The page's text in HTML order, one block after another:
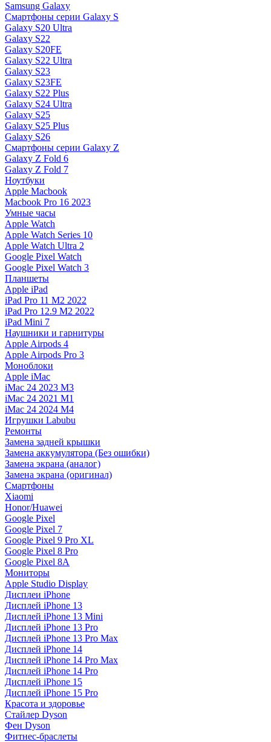
Samsung Galaxy
Смартфоны серии Galaxy S
Galaxy S20 Ultra
Galaxy S22
Galaxy S20FE
Galaxy S22 Ultra
Galaxy S23
Galaxy S23FE
Galaxy S22 Plus
Galaxy S24 Ultra
Galaxy S25
Galaxy S25 Plus
Galaxy S26
Смартфоны серии Galaxy Z
Galaxy Z Fold 6
Galaxy Z Fold 7
Ноутбуки
Apple Macbook
Macbook Pro 16 2023
Умные часы
Apple Watch
Apple Watch Series 10
Apple Watch Ultra 2
Google Pixel Watch
Google Pixel Watch 3
Планшеты
Apple iPad
iPad Pro 11 M2 2022
iPad Pro 12.9 M2 2022
iPad Mini 7
Наушники и гарнитуры
Apple Airpods 4
Apple Airpods Pro 3
Моноблоки
Apple iMac
iMac 24 2023 M3
iMac 24 2021 M1
iMac 24 2024 M4
Игрушки Labubu
Ремонты
Замена задней крышки
Замена аккумулятора (Без ошибки)
Замена экрана (аналог)
Замена экрана (оригинал)
Смартфоны
Xiaomi
Honor/Huawei
Google Pixel
Google Pixel 7
Google Pixel 9 Pro XL
Google Pixel 8 Pro
Google Pixel 8A
Мониторы
Apple Studio Display
Дисплеи iPhone
Дисплей iPhone 13
Дисплей iPhone 13 Mini
Дисплей iPhone 13 Pro
Дисплей iPhone 13 Pro Max
Дисплей iPhone 14
Дисплей iPhone 14 Pro Max
Дисплей iPhone 14 Pro
Дисплей iPhone 15
Дисплей iPhone 15 Pro
Красота и здоровье
Стайлер Dyson
Фен Dyson
Фитнес-браслеты